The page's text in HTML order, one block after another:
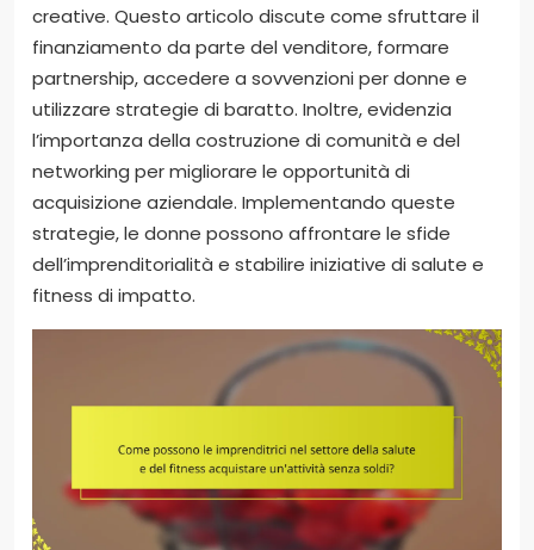
creative. Questo articolo discute come sfruttare il
finanziamento da parte del venditore, formare
partnership, accedere a sovvenzioni per donne e
utilizzare strategie di baratto. Inoltre, evidenzia
l’importanza della costruzione di comunità e del
networking per migliorare le opportunità di
acquisizione aziendale. Implementando queste
strategie, le donne possono affrontare le sfide
dell’imprenditorialità e stabilire iniziative di salute e
fitness di impatto.